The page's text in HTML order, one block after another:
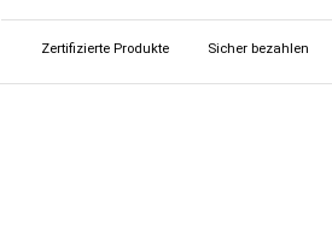
Zertifizierte Produkte Sicher bezahlen